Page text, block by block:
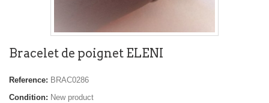
Bracelet de poignet ELENI
Reference: BRAC0286
Condition: New product